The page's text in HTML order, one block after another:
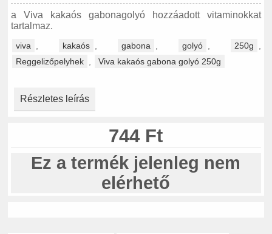
a Viva kakaós gabonagolyó hozzáadott vitaminokkat
tartalmaz.
viva kakaós gabona golyó 250g
Reggelizőpelyhek
Viva kakaós gabona golyó 250g
Részletes leírás
744 Ft
Ez a termék jelenleg nem
elérhető